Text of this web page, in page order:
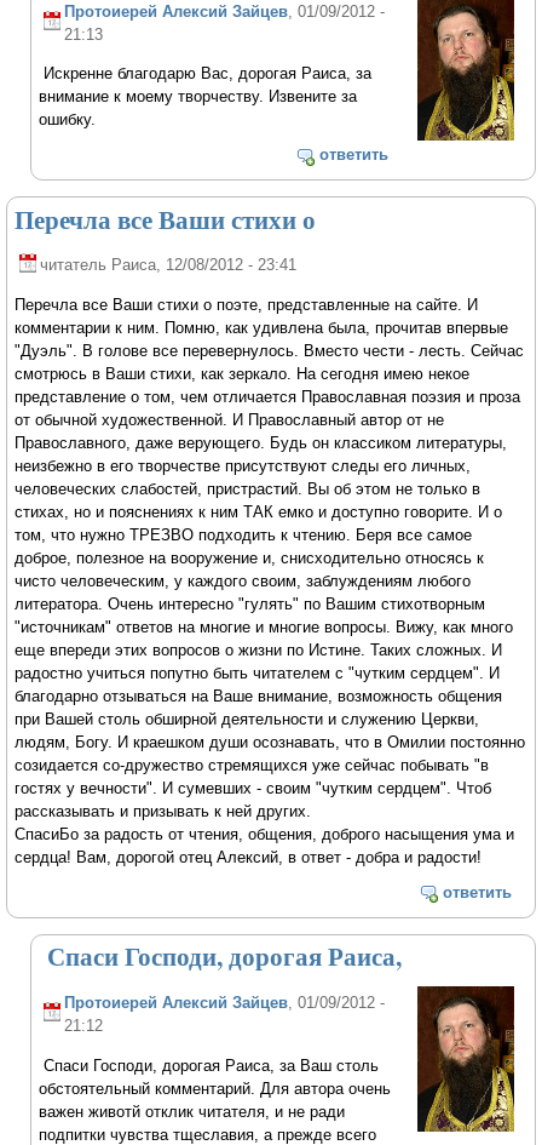
Протоиерей Алексий Зайцев , 01/09/2012 -
21:13
Искренне благодарю Вас, дорогая Раиса, за
внимание к моему творчеству. Извените за
ошибку.
ответить
Перечла все Ваши стихи о
читатель Раиса, 12/08/2012 - 23:41
Перечла все Ваши стихи о поэте, представленные на сайте. И
комментарии к ним. Помню, как удивлена была, прочитав впервые
"Дуэль". В голове все перевернулось. Вместо чести - лесть. Сейчас
смотрюсь в Ваши стихи, как зеркало. На сегодня имею некое
представление о том, чем отличается Православная поэзия и проза
от обычной художественной. И Православный автор от не
Православного, даже верующего. Будь он классиком литературы,
неизбежно в его творчестве присутствуют следы его личных,
человеческих слабостей, пристрастий. Вы об этом не только в
стихах, но и пояснениях к ним ТАК емко и доступно говорите. И о
том, что нужно ТРЕЗВО подходить к чтению. Беря все самое
доброе, полезное на вооружение и, снисходительно относясь к
чисто человеческим, у каждого своим, заблуждениям любого
литератора. Очень интересно "гулять" по Вашим стихотворным
"источникам" ответов на многие и многие вопросы. Вижу, как много
еще впереди этих вопросов о жизни по Истине. Таких сложных. И
радостно учиться попутно быть читателем с "чутким сердцем". И
благодарно отзываться на Ваше внимание, возможность общения
при Вашей столь обширной деятельности и служению Церкви,
людям, Богу. И краешком души осознавать, что в Омилии постоянно
созидается со-дружество стремящихся уже сейчас побывать "в
гостях у вечности". И сумевших - своим "чутким сердцем". Чтоб
рассказывать и призывать к ней других.
СпасиБо за радость от чтения, общения, доброго насыщения ума и
сердца! Вам, дорогой отец Алексий, в ответ - добра и радости!
ответить
Спаси Господи, дорогая Раиса,
Протоиерей Алексий Зайцев, 01/09/2012 -
21:12
Спаси Господи, дорогая Раиса, за Ваш столь
обстоятельный комментарий. Для автора очень
важен животй отклик читателя, и не ради
подпитки чувства тщеславия, а прежде всего